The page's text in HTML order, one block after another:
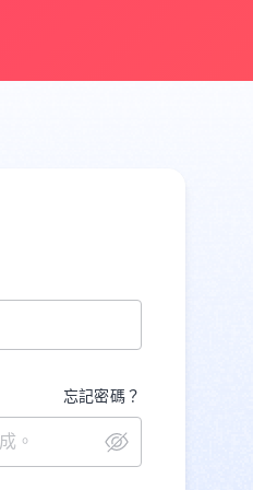
忘記密碼？